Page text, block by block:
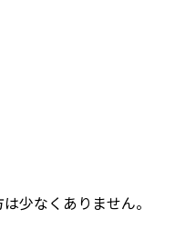
少なくありません。